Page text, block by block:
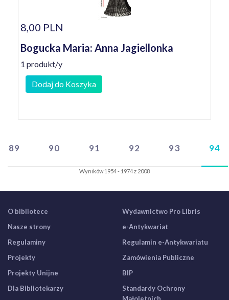
8,00 PLN
Bogucka Maria: Anna Jagiellonka
1 produkt/y
Dodaj do Koszyka
89 90 91 92 93 94
Wyników 1954 - 1974 z 2008
O bibliotece
Nasze strony
Regulaminy
Projekty
Projekty Unijne
Dla Bibliotekarzy
Wydawnictwo Pro Libris
e-Antykwariat
Regulamin e-Antykwariatu
Zamówienia Publiczne
BIP
Standardy Ochrony